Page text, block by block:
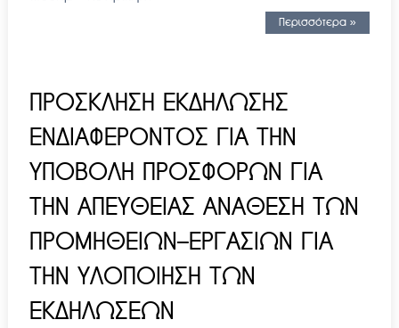
Περισσότερα »
ΠΡΟΣΚΛΗΣΗ ΕΚΔΗΛΩΣΗΣ
ΕΝΔΙΑΦΕΡΟΝΤΟΣ ΓΙΑ ΤΗΝ
ΥΠΟΒΟΛΗ ΠΡΟΣΦΟΡΩΝ ΓΙΑ
ΤΗΝ ΑΠΕΥΘΕΙΑΣ ΑΝΑΘΕΣΗ ΤΩΝ
ΠΡΟΜΗΘΕΙΩΝ–ΕΡΓΑΣΙΩΝ ΓΙΑ
ΤΗΝ ΥΛΟΠΟΙΗΣΗ ΤΩΝ
ΕΚΔΗΛΩΣΕΩΝ